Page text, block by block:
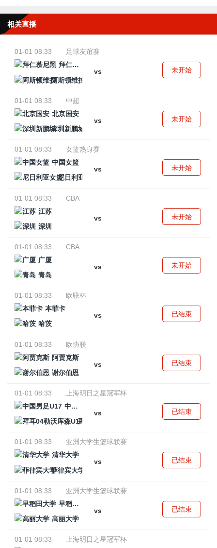
相关直播
01-01 08:33
足球友谊赛
拜仁慕尼黑
vs
阿斯顿维拉
未开始
01-01 08:33
中超
北京国安
vs
深圳新鹏城
未开始
01-01 08:33
女篮热身赛
中国女篮
vs
尼日利亚女篮
未开始
01-01 08:33
CBA
江苏
vs
深圳
未开始
01-01 08:33
CBA
广厦
vs
青岛
未开始
01-01 08:33
欧联杯
本菲卡
vs
哈茨
已结束
01-01 08:33
欧协联
阿贾克斯
vs
谢尔伯恩
已结束
01-01 08:33
上海明日之星冠军杯
中国男足U17
vs
拜耳04勒沃库森U17
已结束
01-01 08:33
亚洲大学生篮球联赛
清华大学
vs
菲律宾大学
已结束
01-01 08:33
亚洲大学生篮球联赛
早稻田大学
vs
高丽大学
已结束
01-01 08:33
上海明日之星冠军杯